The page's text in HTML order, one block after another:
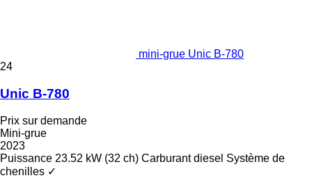
mini-grue Unic B-780
24
Unic B-780
Prix sur demande
Mini-grue
2023
Puissance 23.52 kW (32 ch) Carburant diesel Système de
chenilles ✓